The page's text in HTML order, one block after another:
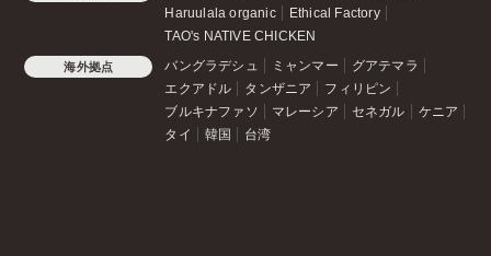
Haruulala organic
Ethical Factory
TAO's NATIVE CHICKEN
海外拠点 バングラデシュ ミャンマー
グアテマラ
エクアドル
タンザニア
フィリピン
ブルキナファソ
マレーシア セネガル
ケニア
タイ
韓国 台湾